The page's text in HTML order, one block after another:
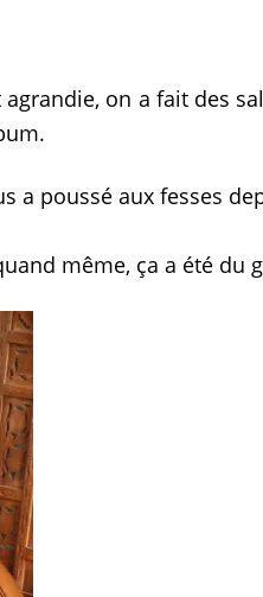
on a fait des
a poussé aux fesses
même, ça a été du